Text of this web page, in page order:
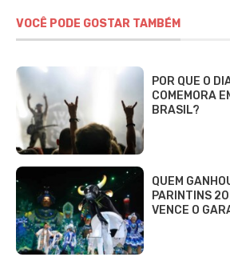
VOCÊ PODE GOSTAR TAMBÉM
POR QUE O
COMEMORA
BRASIL?
QUEM
PARINTINS
VENCE O